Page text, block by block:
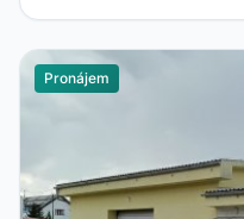
Pronájem